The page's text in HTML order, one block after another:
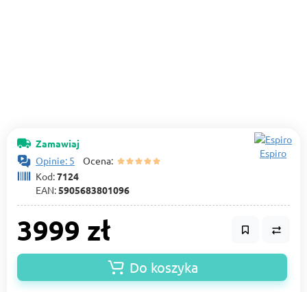
Zamawiaj
Opinie: 5 Ocena:
Kod:7124
EAN:5905683801096
Espiro
3999 zł
Do koszyka